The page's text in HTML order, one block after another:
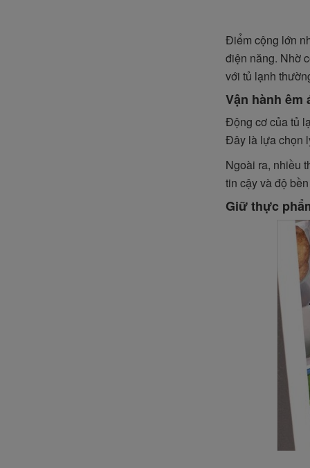
Điểm cộng lớn
điện năng. Nhờ
với tủ lạnh
Vận hành êm
Động cơ của tủ
Đây là lựa chọn
Ngoài ra, nhiều
tin cậy và độ
Giữ thực